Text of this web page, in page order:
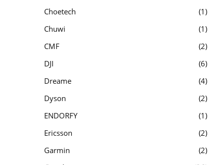
Choetech
1
Chuwi
1
CMF
2
DJI
6
Dreame
4
Dyson
2
ENDORFY
1
Ericsson
2
Garmin
2